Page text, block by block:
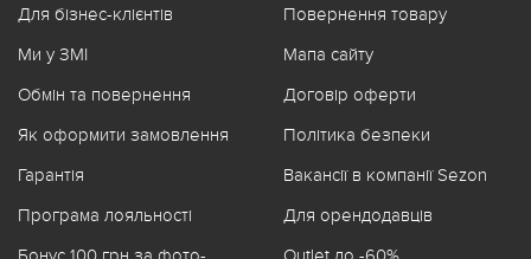
Для бізнес-клієнтів
Ми у ЗМІ
Обмін та повернення
Як оформити замовлення
Гарантія
Програма лояльності
Повернення товару
Мапа сайту
Договір оферти
Політика безпеки
Вакансії в компанії Sezon
Для орендодавців